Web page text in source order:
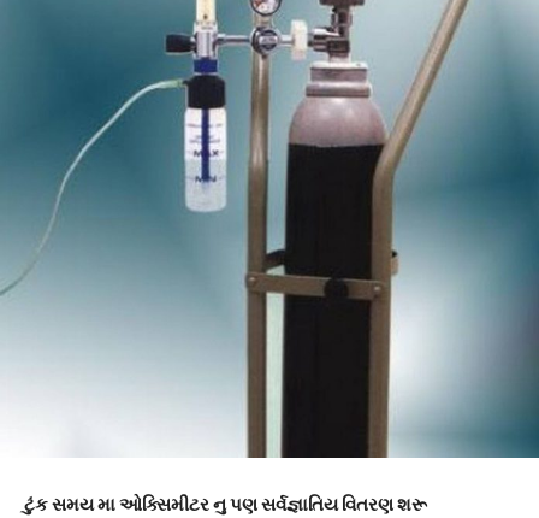
ટુંક સમય મા ઓક્સિમીટર નુ પણ સર્વજ્ઞાતિય વિતરણ શરૂ